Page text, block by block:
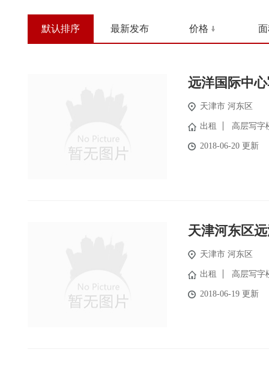
默认排序 最新发布 价格
远洋国际中
天津市 河东区
出租 高层写字
2018-06-20 更新
天津河东区
天津市 河东区
出租 高层写字
2018-06-19 更新